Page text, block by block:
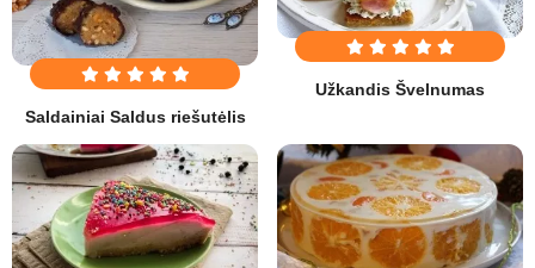
Saldainiai Saldus riešutėlis
Užkandis Švelnumas